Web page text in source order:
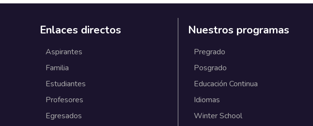
Enlaces directos
Aspirantes
Familia
Estudiantes
Profesores
Egresados
Nuestros programas
Pregrado
Posgrado
Educación Continua
Idiomas
Winter School